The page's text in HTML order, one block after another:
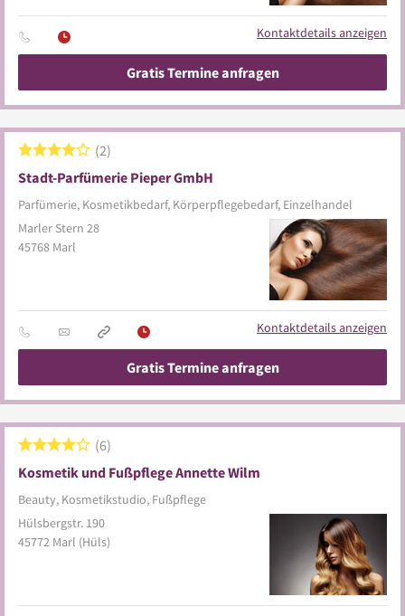
Kontaktdetails anzeigen
Gratis Termine anfragen
Stadt-Parfümerie Pieper GmbH
Parfümerie, Kosmetikbedarf, Körperpflegebedarf, Einzelhandel
2
Marler Stern 28
45768 Marl
Kontaktdetails anzeigen
Gratis Termine anfragen
Kosmetik und Fußpflege Annette Wilm
Beauty, Kosmetikstudio, Fußpflege
6
Hülsbergstr. 190
45772 Marl (Hüls)